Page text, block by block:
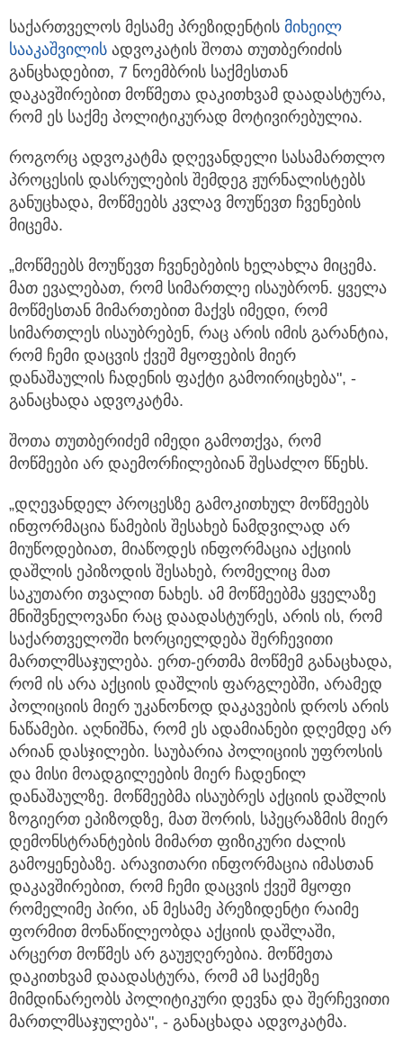
საქართველოს მესამე პრეზიდენტის მიხეილ
სააკაშვილის ადვოკატის შოთა თუთბერიძის
განცხადებით, 7 ნოემბრის საქმესთან
დაკავშირებით მოწმეთა დაკითხვამ დაადასტურა,
რომ ეს საქმე პოლიტიკურად მოტივირებულია.
როგორც ადვოკატმა დღევანდელი სასამართლო
პროცესის დასრულების შემდეგ ჟურნალისტებს
განუცხადა, მოწმეებს კვლავ მოუწევთ ჩვენების
მიცემა.
„მოწმეებს მოუწევთ ჩვენებების ხელახლა მიცემა.
მათ ევალებათ, რომ სიმართლე ისაუბრონ. ყველა
მოწმესთან მიმართებით მაქვს იმედი, რომ
სიმართლეს ისაუბრებენ, რაც არის იმის გარანტია,
რომ ჩემი დაცვის ქვეშ მყოფების მიერ
დანაშაულის ჩადენის ფაქტი გამოირიცხება", -
განაცხადა ადვოკატმა.
შოთა თუთბერიძემ იმედი გამოთქვა, რომ
მოწმეები არ დაემორჩილებიან შესაძლო წნეხს.
„დღევანდელ პროცესზე გამოკითხულ მოწმეებს
ინფორმაცია წამების შესახებ ნამდვილად არ
მიუწოდებიათ, მიაწოდეს ინფორმაცია აქციის
დაშლის ეპიზოდის შესახებ, რომელიც მათ
საკუთარი თვალით ნახეს. ამ მოწმეებმა ყველაზე
მნიშვნელოვანი რაც დაადასტურეს, არის ის, რომ
საქართველოში ხორციელდება შერჩევითი
მართლმსაჯულება. ერთ-ერთმა მოწმემ განაცხადა,
რომ ის არა აქციის დაშლის ფარგლებში, არამედ
პოლიციის მიერ უკანონოდ დაკავების დროს არის
ნაწამები. აღნიშნა, რომ ეს ადამიანები დღემდე არ
არიან დასჯილები. საუბარია პოლიციის უფროსის
და მისი მოადგილეების მიერ ჩადენილ
დანაშაულზე. მოწმეებმა ისაუბრეს აქციის დაშლის
ზოგიერთ ეპიზოდზე, მათ შორის, სპეცრაზმის მიერ
დემონსტრანტების მიმართ ფიზიკური ძალის
გამოყენებაზე. არავითარი ინფორმაცია იმასთან
დაკავშირებით, რომ ჩემი დაცვის ქვეშ მყოფი
რომელიმე პირი, ან მესამე პრეზიდენტი რაიმე
ფორმით მონაწილეობდა აქციის დაშლაში,
არცერთ მოწმეს არ გაუჟღერებია. მოწმეთა
დაკითხვამ დაადასტურა, რომ ამ საქმეზე
მიმდინარეობს პოლიტიკური დევნა და შერჩევითი
მართლმსაჯულება", - განაცხადა ადვოკატმა.